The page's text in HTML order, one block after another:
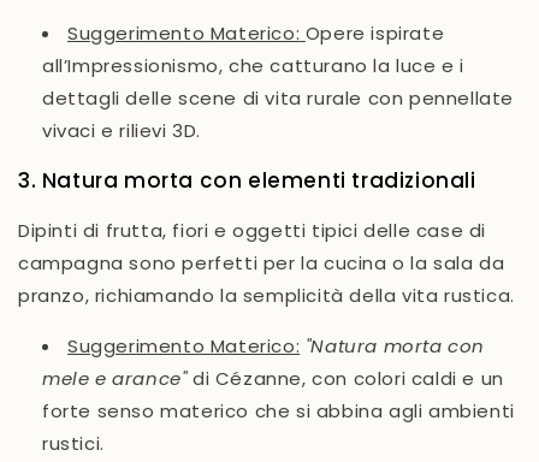
Suggerimento Materico: Opere ispirate
all’Impressionismo, che catturano la luce e i
dettagli delle scene di vita rurale con pennellate
vivaci e rilievi 3D.
3. Natura morta con elementi tradizionali
Dipinti di frutta, fiori e oggetti tipici delle case di
campagna sono perfetti per la cucina o la sala da
pranzo, richiamando la semplicità della vita rustica.
Suggerimento Materico: "Natura morta con
mele e arance"di Cézanne, con colori caldi e un
forte senso materico che si abbina agli ambienti
rustici.